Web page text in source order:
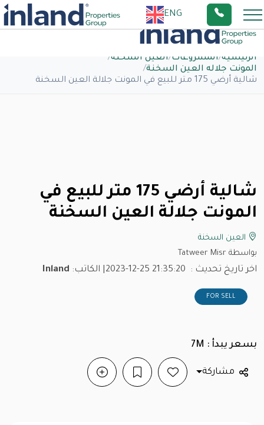
ENG
الرئيسية/المشروعات/العين السخنة/
المونت جلاله العين السخنة/
شالية أرضي 175 متر للبيع في المونت جلالة العين السخنة
شالية أرضي 175 متر للبيع في
المونت جلالة العين السخنة
العين السخنة
بواسطة Tatweer Misr
اخر تاريخ تحديث : 2023-12-25 21:35:20 | الكاتب: Inland
FOR SELL
بسعر يبدأ : 7M
مشاركة